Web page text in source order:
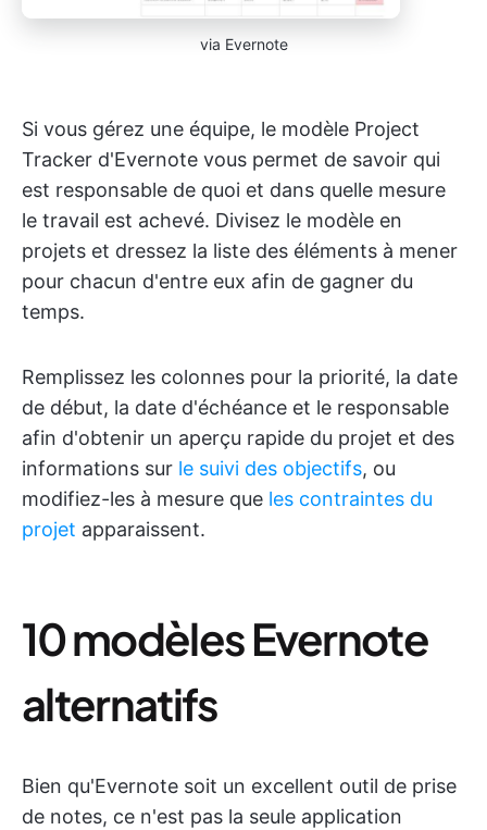
via Evernote
Si vous gérez une équipe, le modèle Project
Tracker d'Evernote vous permet de savoir qui
est responsable de quoi et dans quelle mesure
le travail est achevé. Divisez le modèle en
projets et dressez la liste des éléments à mener
pour chacun d'entre eux afin de gagner du
temps.
Remplissez les colonnes pour la priorité, la date
de début, la date d'échéance et le responsable
afin d'obtenir un aperçu rapide du projet et des
informations sur le suivi des objectifs, ou
modifiez-les à mesure que les contraintes du
projet apparaissent.
10 modèles Evernote
alternatifs
Bien qu'Evernote soit un excellent outil de prise
de notes, ce n'est pas la seule application